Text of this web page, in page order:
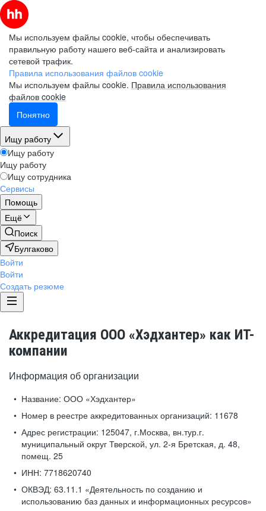
Мы используем файлы cookie, чтобы обеспечивать
правильную работу нашего веб-сайта и анализировать
сетевой трафик.
Правила использования файлов cookie
Мы используем файлы cookie. Правила использования
файлов cookie
Понятно
Ищу работу
Ищу работу
Ищу работу
Ищу сотрудника
Сервисы
Помощь
Ещё
Поиск
Булгаково
Войти
Войти
Создать резюме
Аккредитация ООО «Хэдхантер» как ИТ-
компании
Информация об организации
Название: ООО «Хэдхантер»
Номер в реестре аккредитованных организаций: 11678
Адрес регистрации: 125047, г.Москва, вн.тур.г.
муниципальный округ Тверской, ул. 2-я Бретская, д. 48,
помещ. 25
ИНН: 7718620740
ОКВЭД: 63.11.1 «Деятельность по созданию и
использованию баз данных и информационных ресурсов»